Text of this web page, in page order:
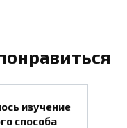
изучение
способа